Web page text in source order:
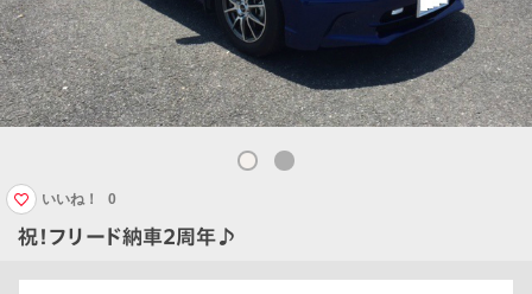
祝！フリード納車2周年♪
いいね！ 0